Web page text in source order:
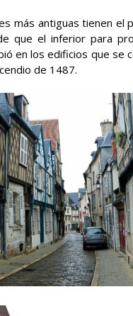
más antiguas tienen el
que el inferior para
en los edificios que se
de 1487.